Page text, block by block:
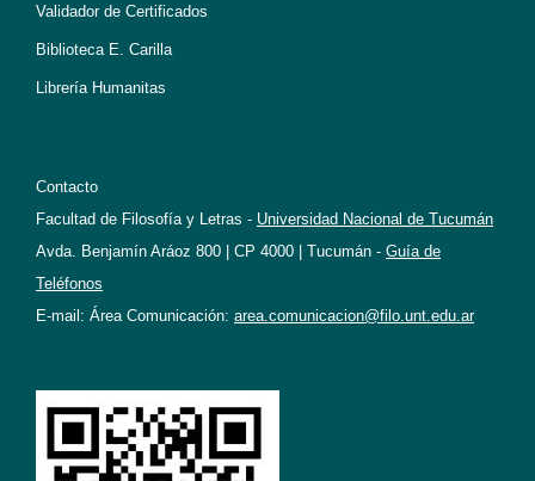
Validador de Certificados
Biblioteca E. Carilla
Librería Humanitas
Contacto
Facultad de Filosofía y Letras - Universidad Nacional de Tucumán
Avda. Benjamín Aráoz 800 | CP 4000 | Tucumán - Guía de
Teléfonos
E-mail: Área Comunicación: area.comunicacion@filo.unt.edu.ar